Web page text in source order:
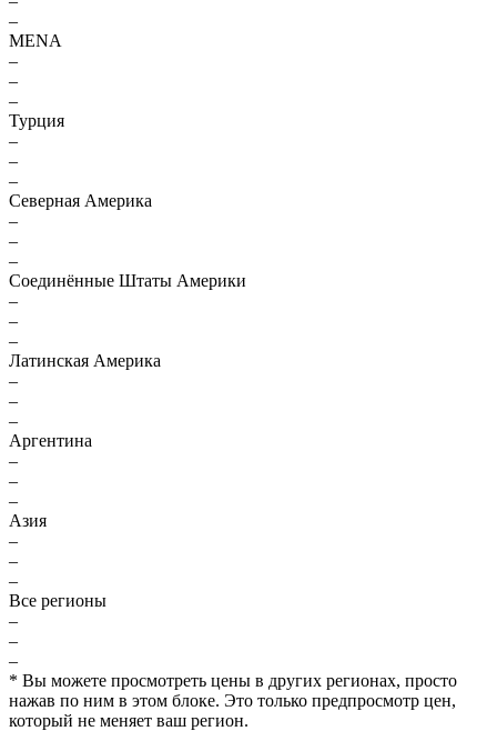
–
MENA
–
–
–
Турция
–
–
–
Северная Америка
–
–
–
Соединённые Штаты Америки
–
–
–
Латинская Америка
–
–
–
Аргентина
–
–
–
Азия
–
–
–
Все регионы
–
–
–
* Вы можете просмотреть цены в других регионах, просто
нажав по ним в этом блоке. Это только предпросмотр цен,
который не меняет ваш регион.